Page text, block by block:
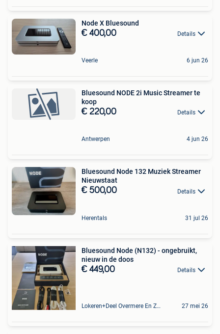
Node X Bluesound
€ 400,00 Details
Veerle 6 jun 26
Bluesound NODE 2i Music Streamer te
koop
€ 220,00 Details
Antwerpen 4 jun 26
Bluesound Node 132 Muziek Streamer
Nieuwstaat
€ 500,00 Details
Herentals 31 jul 26
Bluesound Node (N132) - ongebruikt,
nieuw in de doos
€ 449,00 Details
Lokeren+Deel Overmere En Zele 27 mei 26